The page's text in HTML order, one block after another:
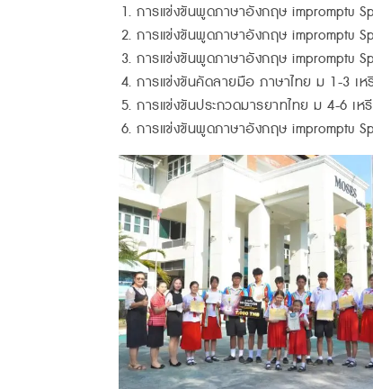
การแข่งขันพูดภาษาอังกฤษ
การแข่งขันพูดภาษาอังกฤษ
การแข่งขันพูดภาษาอังกฤษ impromptu
การแข่งขันคัดลายมือ ภาษาไทย ม 1-3
การแข่งขันประกวดมารยาทไทย ม 4-6
การแข่งขันพูดภาษาอังกฤษ